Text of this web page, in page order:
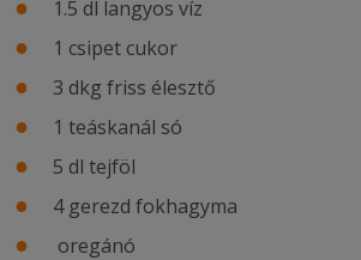
1.5 dl langyos víz
1 csipet cukor
3 dkg friss élesztő
1 teáskanál só
5 dl tejföl
4 gerezd fokhagyma
oregánó